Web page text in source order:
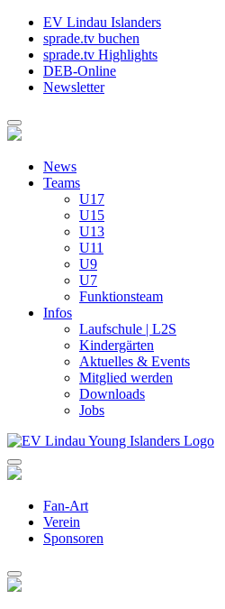
EV Lindau Islanders
sprade.tv buchen
sprade.tv Highlights
DEB-Online
Newsletter
News
Teams
U17
U15
U13
U11
U9
U7
Funktionsteam
Infos
Laufschule | L2S
Kindergärten
Aktuelles & Events
Mitglied werden
Downloads
Jobs
Fan-Art
Verein
Sponsoren